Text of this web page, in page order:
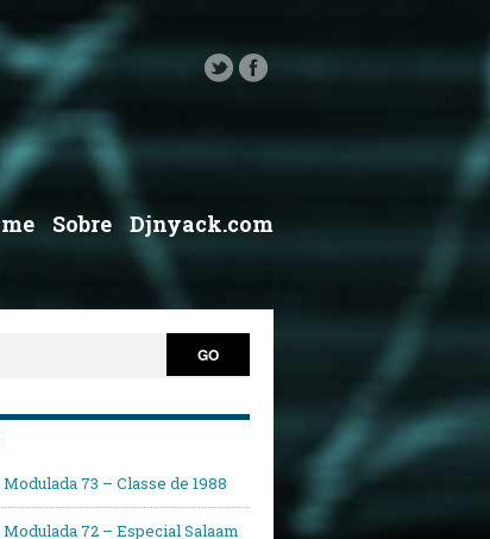
Sobre Djnyack.com
73 – Classe de 1988
72 – Especial Salaam